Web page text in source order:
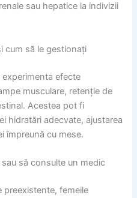
sau hepatice la indivizii
cum să le gestionați
efecte
musculare, retenție de
Acestea pot fi
hidratări adecvate, ajustarea
împreună cu mese.
să consulte un medic
preexistente, femeile